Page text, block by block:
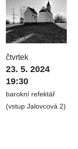
čtvrtek
23. 5. 2024
19:30
barokní refektář
(vstup Jalovcová 2)